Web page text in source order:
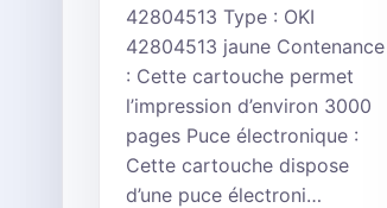
42804513 Type : OKI
42804513 jaune Contenance
: Cette cartouche permet
l’impression d’environ 3000
pages Puce électronique :
Cette cartouche dispose
d’une puce électroni…